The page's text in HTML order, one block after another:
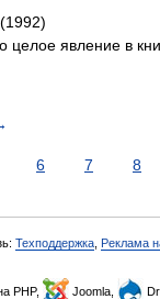
целое явление в
6 7 8
Техподдержка Реклама
PHP, Joomla,